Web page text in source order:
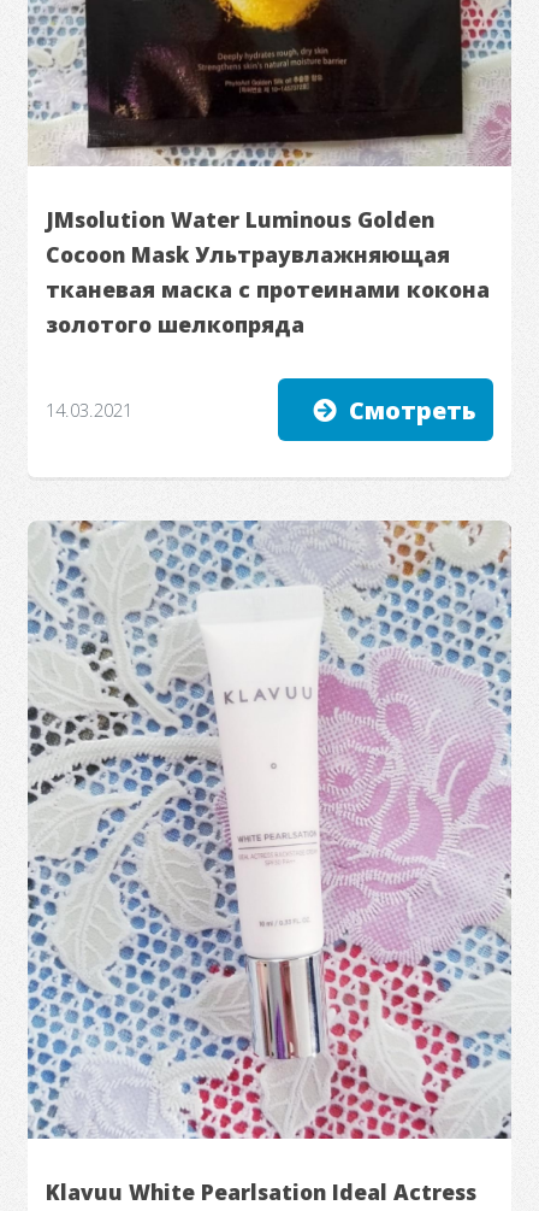
JMsolution Water Luminous Golden
Cocoon Mask Ультраувлажняющая
тканевая маска с протеинами кокона
золотого шелкопряда
14.03.2021 Смотреть
Klavuu White Pearlsation Ideal Actress